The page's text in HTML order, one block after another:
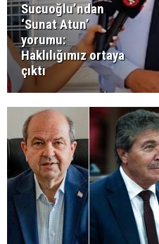
Sucuoğlu’ndan
‘Sunat Atun’
yorumu:
Haklılığımız ortaya
çıktı